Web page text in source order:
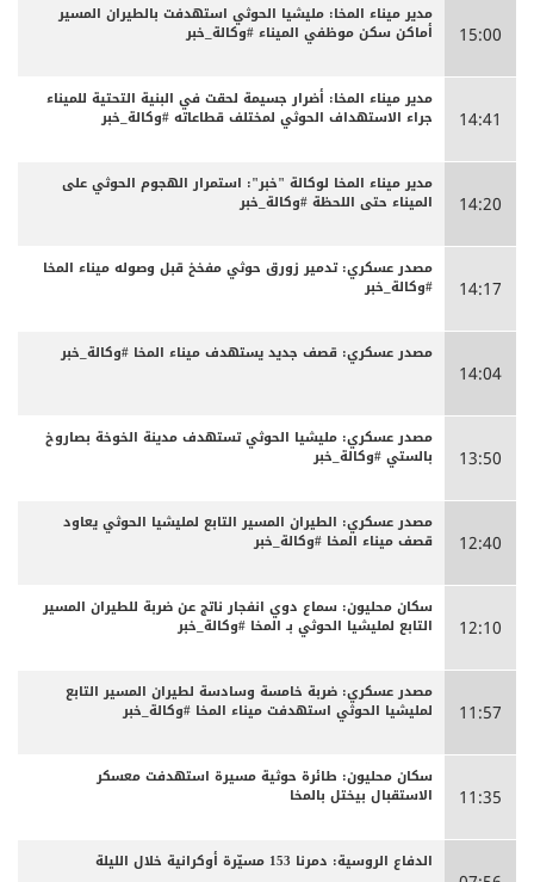
15:00
مدير ميناء المخا: مليشيا الحوثي استهدفت بالطيران المسير
أماكن سكن موظفي الميناء #وكالة_خبر
14:41
مدير ميناء المخا: أضرار جسيمة لحقت في البنية التحتية للميناء
جراء الاستهداف الحوثي لمختلف قطاعاته #وكالة_خبر
14:20
مدير ميناء المخا لوكالة "خبر": استمرار الهجوم الحوثي على
الميناء حتى اللحظة #وكالة_خبر
14:17
مصدر عسكري: تدمير زورق حوثي مفخخ قبل وصوله ميناء المخا
#وكالة_خبر
14:04
مصدر عسكري: قصف جديد يستهدف ميناء المخا #وكالة_خبر
13:50
مصدر عسكري: مليشيا الحوثي تستهدف مدينة الخوخة بصاروخ
بالستي #وكالة_خبر
12:40
مصدر عسكري: الطيران المسير التابع لمليشيا الحوثي يعاود
قصف ميناء المخا #وكالة_خبر
12:10
سكان محليون: سماع دوي انفجار ناتج عن ضربة للطيران المسير
التابع لمليشيا الحوثي بـ المخا #وكالة_خبر
11:57
مصدر عسكري: ضربة خامسة وسادسة لطيران المسير التابع
لمليشيا الحوثي استهدفت ميناء المخا #وكالة_خبر
11:35
سكان محليون: طائرة حوثية مسيرة استهدفت معسكر
الاستقبال بيختل بالمخا
الدفاع الروسية: دمرنا 153 مسيّرة أوكرانية خلال الليلة